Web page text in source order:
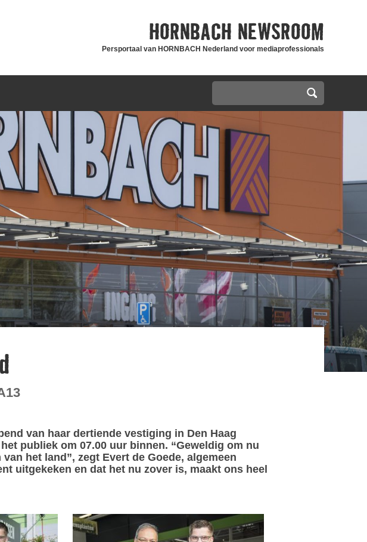
HORNBACH NEWSROOM
Persportaal van HORNBACH Nederland voor mediaprofessionals
van haar dertiende vestiging in Den Haag
publiek om 07.00 uur binnen. “Geweldig om nu
het land”, zegt Evert de Goede, algemeen
uitgekeken en dat het nu zover is, maakt ons heel